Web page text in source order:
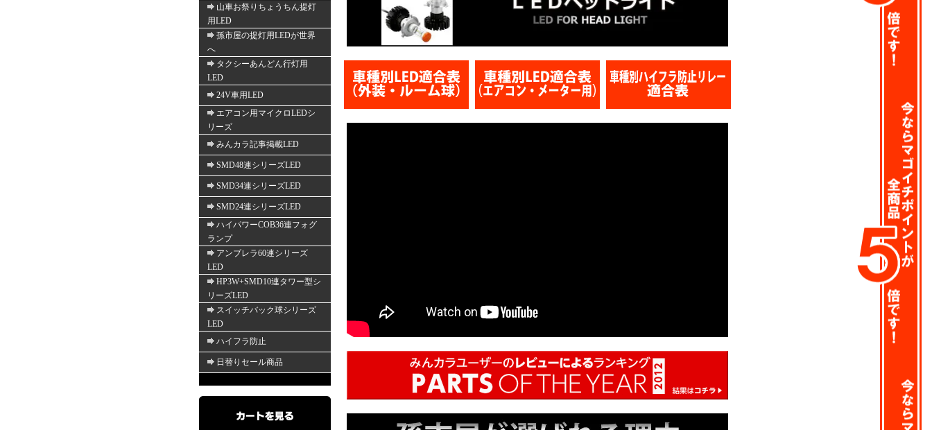
山車お祭りちょうちん提灯
用LED
孫市屋の提灯用LEDが世界
へ
タクシーあんどん行灯用
LED
24V車用LED
エアコン用マイクロLEDシ
リーズ
みんカラ記事掲載LED
SMD48連シリーズLED
SMD34連シリーズLED
SMD24連シリーズLED
ハイパワーCOB36連フォグ
ランプ
アンブレラ60連シリーズ
LED
HP3W+SMD10連タワー型シ
リーズLED
スイッチバック球シリーズ
LED
ハイフラ防止
日替りセール商品